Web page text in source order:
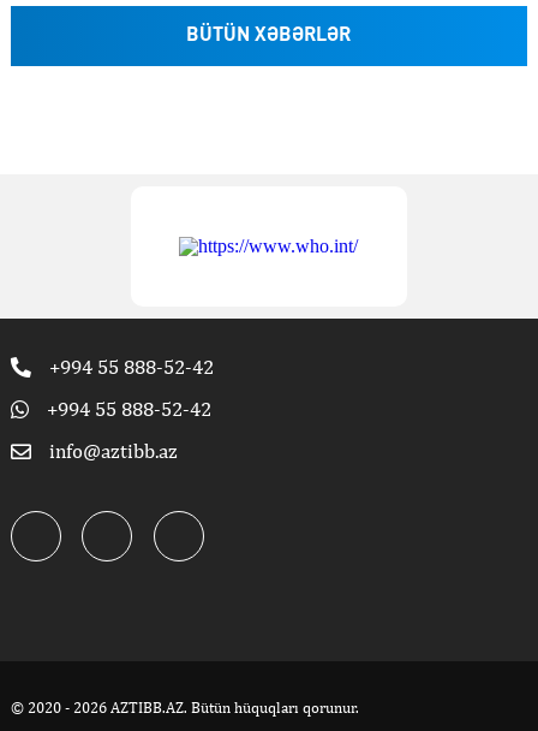
BÜTÜN XƏBƏRLƏR
+994 55 888-52-42
+994 55 888-52-42
info@aztibb.az
© 2020 - 2026 AZTIBB.AZ. Bütün hüquqları qorunur.